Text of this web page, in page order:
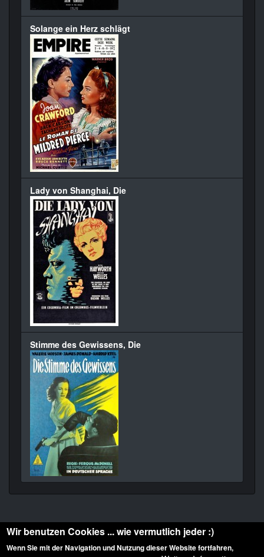
Solange ein Herz schlägt
Lady von Shanghai, Die
Stimme des Gewissens, Die
Wir benutzen Cookies ... wie vermutlich jeder :)
Wenn Sie mit der Navigation und Nutzung dieser Website fortfahren,